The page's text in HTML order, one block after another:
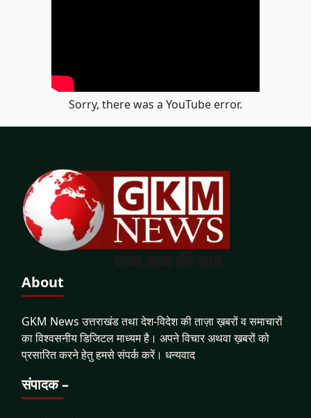
Sorry, there was a YouTube error.
About
GKM News उत्तराखंड तथा देश-विदेश की ताज़ा ख़बरों व समाचारों
का विश्वसनीय डिजिटल माध्यम है। अपने विचार अथवा ख़बरों को
प्रसारित करने हेतु हमसे संपर्क करें। धन्यवाद
संपादक –